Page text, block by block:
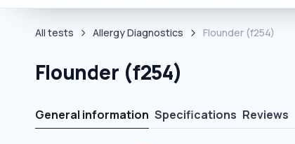
All tests Allergy Diagnostics Flounder (f254)
Flounder (f254)
General information Specifications Reviews